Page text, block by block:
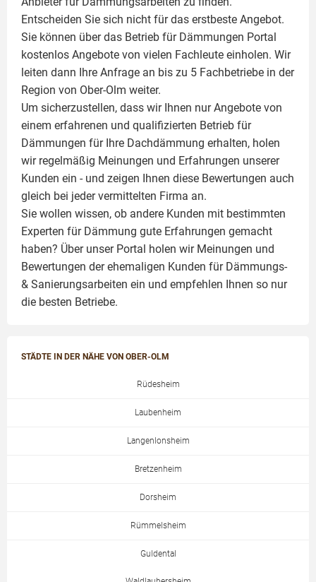
Entscheiden Sie sich nicht für das erstbeste Angebot.
Sie können über das Betrieb für Dämmungen Portal
kostenlos Angebote von vielen Fachleute einholen. Wir
leiten dann Ihre Anfrage an bis zu 5 Fachbetriebe in der
Region von Ober-Olm weiter.
Um sicherzustellen, dass wir Ihnen nur Angebote von
einem erfahrenen und qualifizierten Betrieb für
Dämmungen für Ihre Dachdämmung erhalten, holen
wir regelmäßig Meinungen und Erfahrungen unserer
Kunden ein - und zeigen Ihnen diese Bewertungen auch
gleich bei jeder vermittelten Firma an.
Sie wollen wissen, ob andere Kunden mit bestimmten
Experten für Dämmung gute Erfahrungen gemacht
haben? Über unser Portal holen wir Meinungen und
Bewertungen der ehemaligen Kunden für Dämmungs-
& Sanierungsarbeiten ein und empfehlen Ihnen so nur
die besten Betriebe.
STÄDTE IN DER NÄHE VON OBER-OLM
Rüdesheim
Laubenheim
Langenlonsheim
Bretzenheim
Dorsheim
Rümmelsheim
Guldental